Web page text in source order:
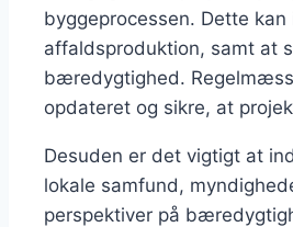
byggeprocessen. Dette
affaldsproduktion, samt at
bæredygtighed.
opdateret og sikre, at
Desuden er det vigtigt at
lokale samfund,
perspektiver på